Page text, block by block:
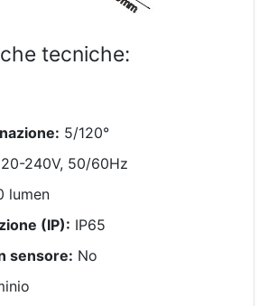
tecniche:
5/120°
240V, 50/60Hz
lumen
(IP): IP65
sensore: No